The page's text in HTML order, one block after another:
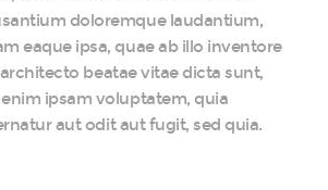
doloremque laudantium,
eaque ipsa, quae ab illo inventore
beatae vitae dicta sunt,
ipsam voluptatem, quia
aut odit aut fugit, sed quia.